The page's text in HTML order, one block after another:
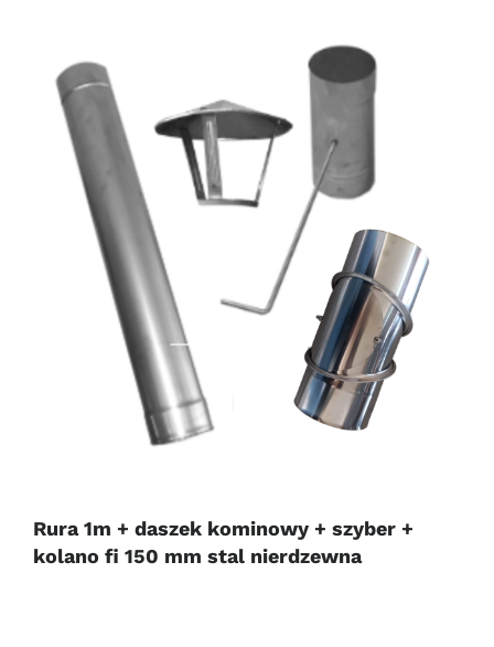
Rura 1m + daszek kominowy + szyber +
kolano fi 150 mm stal nierdzewna